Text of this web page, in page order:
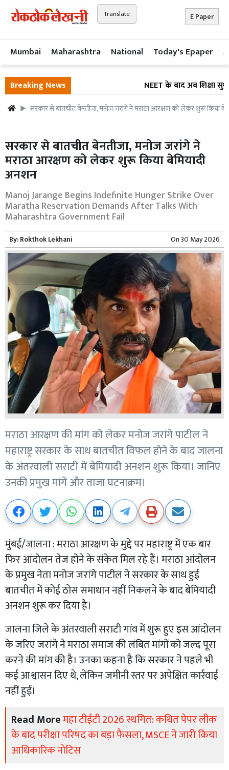
Translate E Paper
Mumbai Maharashtra National Today's Epaper
Breaking News NEET के बाद अब शिक्षा
सरकार से बातचीत बेनतीजा, मनोज जरांगे ने मराठा आरक्षण को लेकर शुरू किया
सरकार से बातचीत बेनतीजा, मनोज जरांगे ने
मराठा आरक्षण को लेकर शुरू किया बेमियादी
अनशन
Manoj Jarange Begins Indefinite Hunger Strike Over
Maratha Reservation Demands After Talks With
Maharashtra Government Fail
By:Rokthok Lekhani On30 May 2026
मराठा आरक्षण की मांग को लेकर मनोज जरांगे पाटील ने
महाराष्ट्र सरकार के साथ बातचीत विफल होने के बाद जालना
के अंतरवाली सराटी में बेमियादी अनशन शुरू किया। जानिए
उनकी प्रमुख मांगें और ताजा घटनाक्रम।
मुंबई/जालना : मराठा आरक्षण के मुद्दे पर महाराष्ट्र में एक बार
फिर आंदोलन तेज होने के संकेत मिल रहे हैं। मराठा आंदोलन
के प्रमुख नेता मनोज जरांगे पाटील ने सरकार के साथ हुई
बातचीत में कोई ठोस समाधान नहीं निकलने के बाद बेमियादी
अनशन शुरू कर दिया है।
जालना जिले के अंतरवाली सराटी गांव में शुरू हुए इस आंदोलन
के जरिए जरांगे ने मराठा समाज की लंबित मांगों को जल्द पूरा
करने की मांग की है। उनका कहना है कि सरकार ने पहले भी
कई आश्वासन दिए थे, लेकिन जमीनी स्तर पर अपेक्षित कार्रवाई
नहीं हुई।
Read Moreमहा टीईटी 2026 स्थगित: कथित पेपर लीक
के बाद परीक्षा परिषद का बड़ा फैसला, MSCE ने जारी किया
आधिकारिक नोटिस